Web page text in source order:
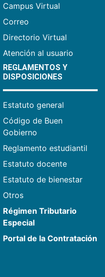
Campus Virtual
Correo
Directorio Virtual
Atención al usuario
REGLAMENTOS Y
DISPOSICIONES
Estatuto general
Código de Buen
Gobierno
Reglamento estudiantil
Estatuto docente
Estatuto de bienestar
Otros
Régimen Tributario
Especial
Portal de la Contratación